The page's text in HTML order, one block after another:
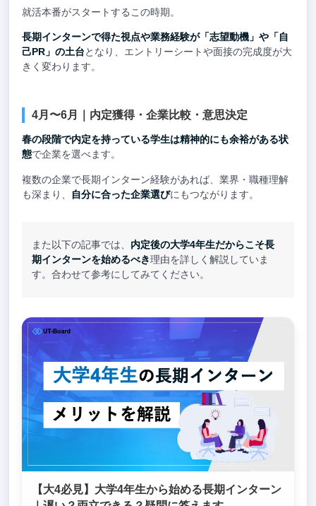
就活本番がスタートするこの時期。
長期インターンで得た視点や業務経験が「志望動機」や「自
己PR」の土台となり、エントリーシートや面接の完成度が大
きく変わります。
4月〜6月｜内定獲得・企業比較・意思決定
春の段階で内定を持っている学生は精神的にも余裕がある状
態で企業を選べます。
複数の企業で長期インターン経験があれば、業界・職種理解
も深まり、
自分に合った企業選びにもつながります。
また以下の記事では、 内定後の大学4年生だからこそ長
期インターンを始めるべき理由を詳しく解説していま
す。合わせて参考にしてみてください。
【大4必見】大学4年生から始める長期インターン